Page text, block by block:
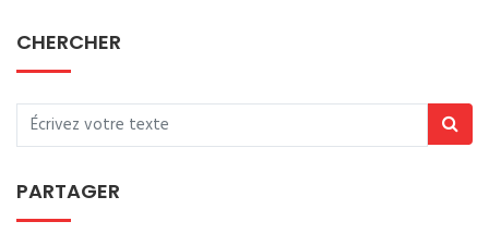
CHERCHER
PARTAGER